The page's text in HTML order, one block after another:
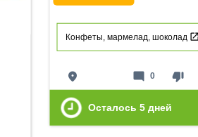
Конфеты, мармелад, шоколад
place thumb_down
mode_comment 0
Осталось 5 дней